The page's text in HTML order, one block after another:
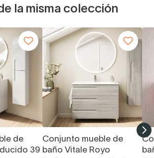
la misma colección
de
39
Conjunto mueble de
baño Vitale Royo